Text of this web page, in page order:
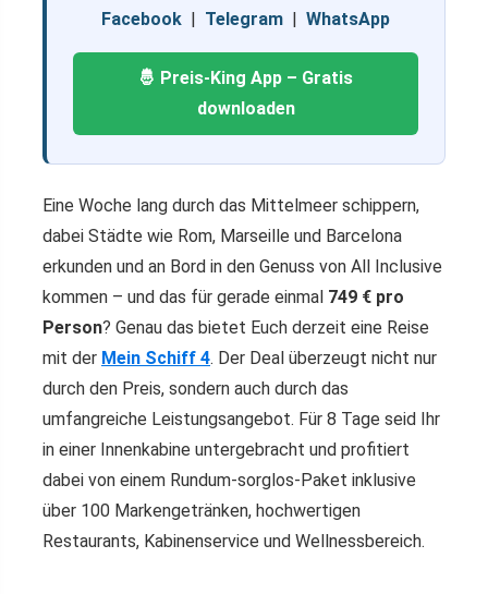
Facebook | Telegram | WhatsApp
🤴 Preis-King App – Gratis
downloaden
Eine Woche lang durch das Mittelmeer schippern,
dabei Städte wie Rom, Marseille und Barcelona
erkunden und an Bord in den Genuss von All Inclusive
kommen – und das für gerade einmal 749 € pro
Person? Genau das bietet Euch derzeit eine Reise
mit der Mein Schiff 4. Der Deal überzeugt nicht nur
durch den Preis, sondern auch durch das
umfangreiche Leistungsangebot. Für 8 Tage seid Ihr
in einer Innenkabine untergebracht und profitiert
dabei von einem Rundum-sorglos-Paket inklusive
über 100 Markengetränken, hochwertigen
Restaurants, Kabinenservice und Wellnessbereich.